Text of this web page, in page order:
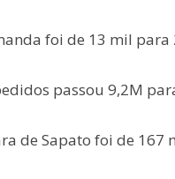
foi de 13 mil para
passou 9,2M
de Sapato foi de 167